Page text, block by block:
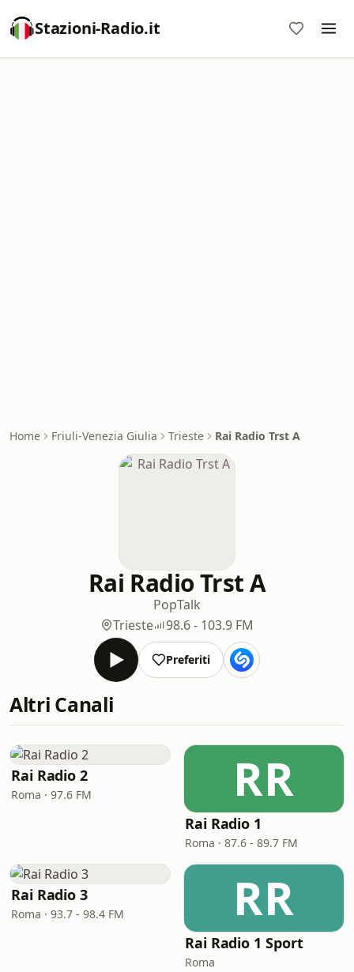
Stazioni-Radio.it
Home Friuli-Venezia Giulia Trieste Rai Radio Trst A
Rai Radio Trst A
PopTalk
Trieste
98.6 - 103.9 FM
Preferiti
Altri Canali
Rai Radio 2
Roma · 97.6 FM RR
Rai Radio 1
Roma · 87.6 - 89.7 FM
Rai Radio 3
Roma · 93.7 - 98.4 FM RR
Rai Radio 1 Sport
Roma